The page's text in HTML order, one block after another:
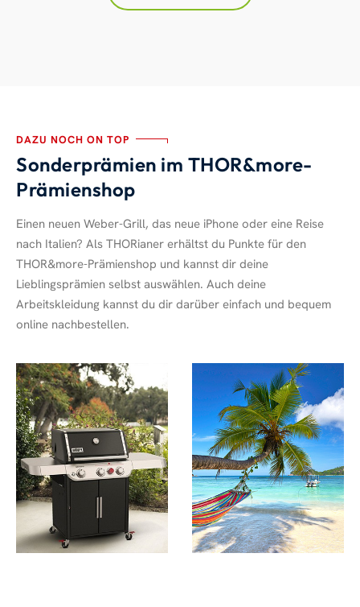
DAZU NOCH ON TOP
Sonderprämien im THOR&more-
Prämienshop
Einen neuen Weber-Grill, das neue iPhone oder eine Reise
nach Italien? Als THORianer erhältst du Punkte für den
THOR&more-Prämienshop und kannst dir deine
Lieblingsprämien selbst auswählen. Auch deine
Arbeitskleidung kannst du dir darüber einfach und bequem
online nachbestellen.